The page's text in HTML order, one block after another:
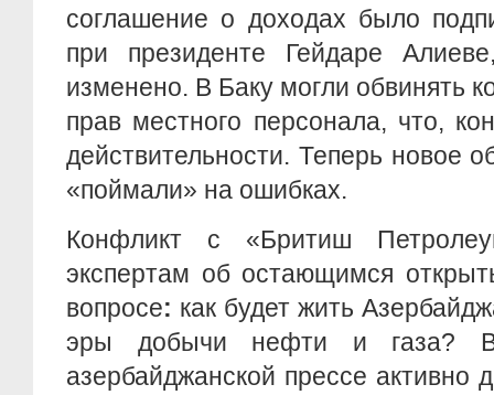
соглашение о доходах было
при президенте Гейдаре
изменено. В Баку могли обвинять
прав местного персонала, что,
действительности. Теперь новое
«поймали» на ошибках.
Конфликт с «Бритиш
экспертам об остающимся
вопросе: как будет жить
эры добычи нефти и газа?
азербайджанской прессе активно